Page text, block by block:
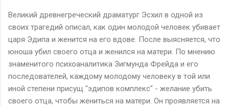
Великий древнегреческий драматург Эсхил в одной из
своих трагедий описал, как один молодой человек убивает
царя Эдипа и женится на его вдове. После выясняется, что
юноша убил своего отца и женился на матери. По мнению
знаменитого психоаналитика Зигмунда Фрейда и его
последователей, каждому молодому человеку в той или
иной степени присущ "эдипов комплекс" - желание убить
своего отца, чтобы жениться на матери. Он проявляется на